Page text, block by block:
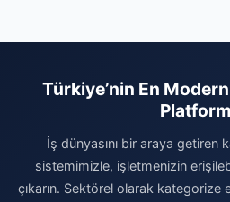
Türkiye’nin En
İş dünyasını bir araya getiren
sistemimizle, işletmenizin
çıkarın. Sektörel olarak kategorize